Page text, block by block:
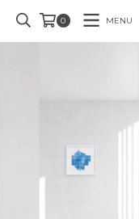
0 MENU